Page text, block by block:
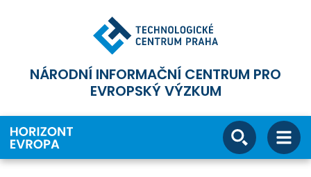
NÁRODNÍ INFORMAČNÍ CENTRUM PRO
EVROPSKÝ VÝZKUM